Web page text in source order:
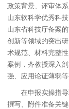
政策背景、评审体
山东软科学优秀科
山东省科技厅备案
创新等领域的突出
术规范、材料完整
案例，齐教授深入
强、应用论证薄弱
在申报实操指
撰写、附件准备关